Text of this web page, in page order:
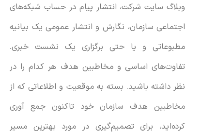
وبلاگ سایت شرکت، انتشار پیام در حساب شبکه‌های
اجتماعی سازمان، نگارش و انتشار عمومی یک بیانیه
مطبوعاتی و یا حتی برگزاری یک نشست خبری.
تفاوت‌های اساسی و مخاطبین هدف هر کدام را در
نظر داشته باشید. بسته به موقعیت و اطلاعاتی که از
مخاطبین هدف سازمان خود تاکنون جمع آوری
کرده‌اید، برای تصمیم‌گیری در مورد بهترین مسیر